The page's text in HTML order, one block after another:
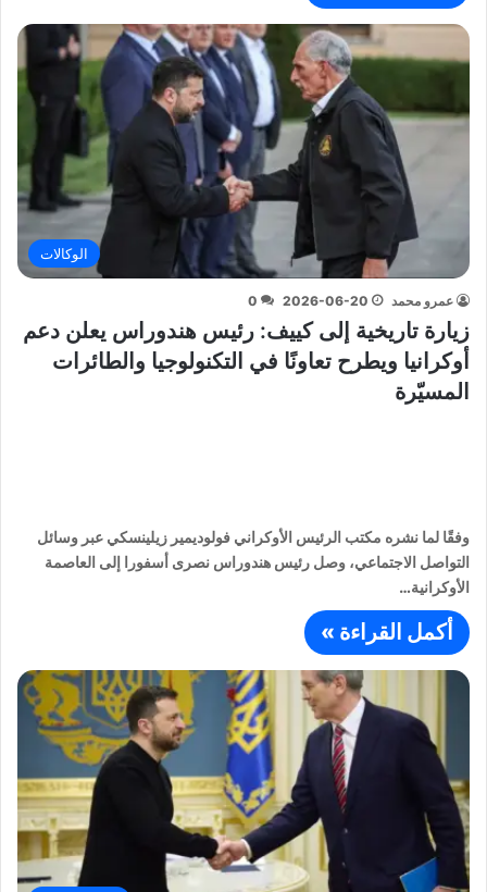
الوكالات
عمرو محمد 2026-06-20
0
زيارة تاريخية إلى كييف: رئيس هندوراس يعلن دعم
أوكرانيا ويطرح تعاونًا في التكنولوجيا والطائرات
المسيّرة
وفقًا لما نشره مكتب الرئيس الأوكراني فولوديمير زيلينسكي عبر وسائل
التواصل الاجتماعي، وصل رئيس هندوراس نصرى أسفورا إلى العاصمة
الأوكرانية…
أكمل القراءة »